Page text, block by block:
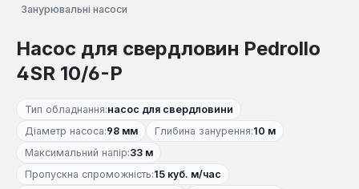
Занурювальні насоси
Насос для свердловин Pedrollo
4SR 10/6-P
Тип обладнання:насос для свердловини
Діаметр насоса:98 мм Глибина занурення:10 м
Максимальний напір:33 м
Пропускна спроможність:15 куб. м/час